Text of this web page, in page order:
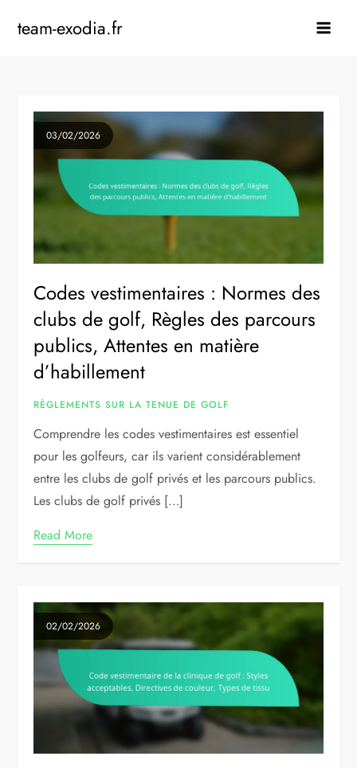
team-exodia.fr
03/02/2026
Codes vestimentaires : Normes des
clubs de golf, Règles des parcours
publics, Attentes en matière
d’habillement
RÈGLEMENTS SUR LA TENUE DE GOLF
Comprendre les codes vestimentaires est essentiel
pour les golfeurs, car ils varient considérablement
entre les clubs de golf privés et les parcours publics.
Les clubs de golf privés […]
Read More
02/02/2026